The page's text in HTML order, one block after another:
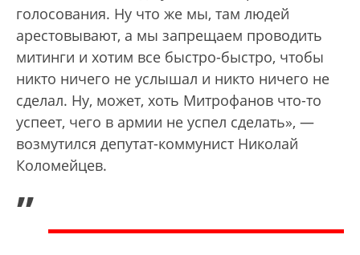
голосования. Ну что же мы, там людей
арестовывают, а мы запрещаем проводить
митинги и хотим все быстро-быстро, чтобы
никто ничего не услышал и никто ничего не
сделал. Ну, может, хоть Митрофанов что-то
успеет, чего в армии не успел сделать», —
возмутился депутат-коммунист Николай
Коломейцев.
„